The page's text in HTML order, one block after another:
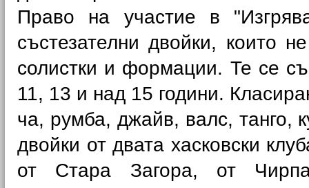
Право на участие в
състезателни двойки, които
солистки и формации. Те се
11, 13 и над 15 години.
ча, румба, джайв, валс, танго,
двойки от двата хасковски
от Стара Загора, от